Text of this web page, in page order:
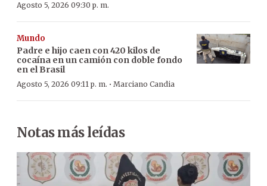
Agosto 5, 2026 09:30 p. m.
Mundo
Padre e hijo caen con 420 kilos de
cocaína en un camión con doble fondo
en el Brasil
Agosto 5, 2026 09:11 p. m. · Marciano Candia
Notas más leídas